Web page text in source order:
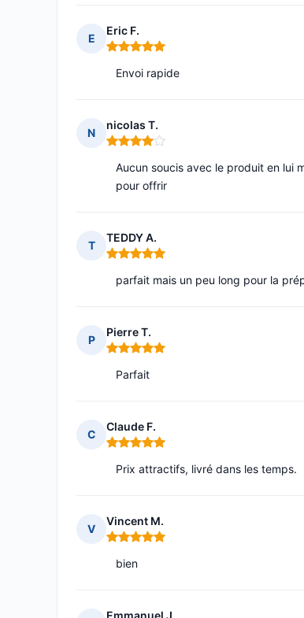
E
Eric F.
Note : 5 sur 5
Envoi rapide
N
nicolas T.
Note : 4 sur 5
Aucun soucis avec le produit en lui
pour offrir
T
TEDDY A.
Note : 5 sur 5
parfait mais un peu long pour la
P
Pierre T.
Note : 5 sur 5
Parfait
C
Claude F.
Note : 5 sur 5
Prix attractifs, livré dans les temps.
V
Vincent M.
Note : 5 sur 5
bien